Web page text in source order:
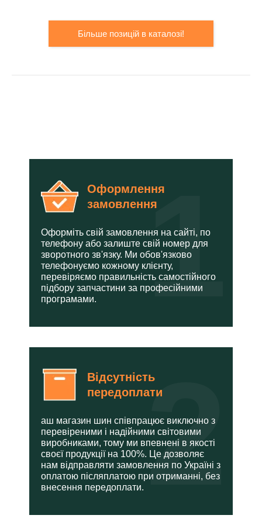
Більше позицій в каталозі!
1
Оформлення
замовлення
Оформіть свій замовлення на сайті, по
телефону або залиште свій номер для
зворотного зв'язку. Ми обов'язково
телефонуємо кожному клієнту,
перевіряємо правильність самостійного
підбору запчастини за професійними
програмами.
2
Відсутність
передоплати
аш магазин шин співпрацює виключно з
перевіреними і надійними світовими
виробниками, тому ми впевнені в якості
своєї продукції на 100%. Це дозволяє
нам відправляти замовлення по Україні з
оплатою післяплатою при отриманні, без
внесення передоплати.